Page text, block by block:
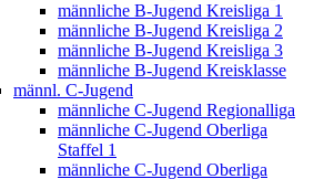
männliche B-Jugend Kreisliga 1
männliche B-Jugend Kreisliga 2
männliche B-Jugend Kreisliga 3
männliche B-Jugend Kreisklasse
männl. C-Jugend
männliche C-Jugend Regionalliga
männliche C-Jugend Oberliga
Staffel 1
männliche C-Jugend Oberliga